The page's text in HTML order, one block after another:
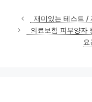
재미있는 테스트 /
의료보험 피부양자